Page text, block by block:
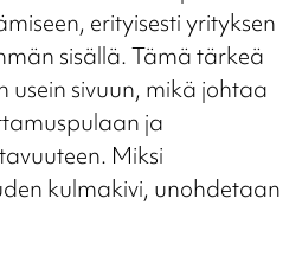
erityisesti yrityksen
sisällä. Tämä tärkeä
usein sivuun, mikä johtaa
ja
Miksi
kulmakivi, unohdetaan